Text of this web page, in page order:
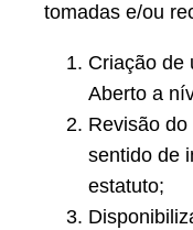
tomadas e/ou
Criação de
Aberto a
Revisão
sentido de
estatuto;